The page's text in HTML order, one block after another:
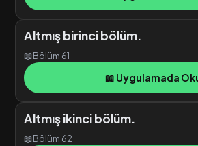
Altmış birinci bölüm.
📖Bölüm 61
📖 Uygulamada
Altmış ikinci bölüm.
📖Bölüm 62